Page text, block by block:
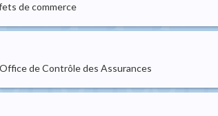
de commerce
de Contrôle des Assurances